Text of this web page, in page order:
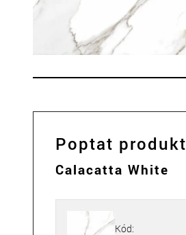
Poptat produkt
Calacatta White
Kód: